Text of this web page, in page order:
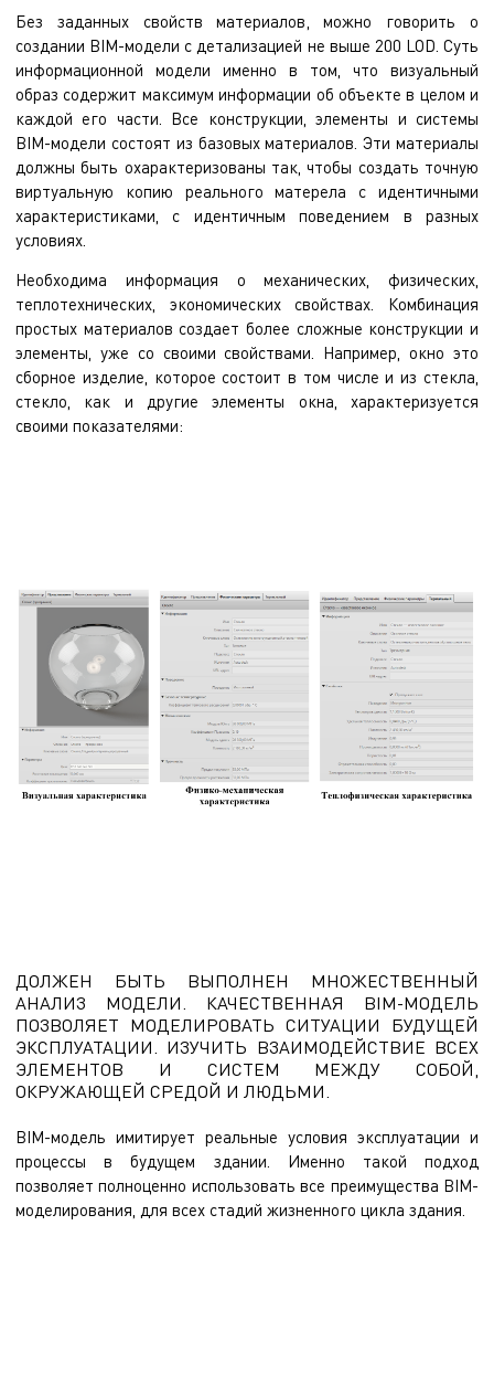
Без заданных свойств материалов, можно говорить о
создании BIM-модели c детализацией не выше 200 LOD. Суть
информационной модели именно в том, что визуальный
образ содержит максимум информации об объекте в целом и
каждой его части. Все конструкции, элементы и системы
BIM-модели состоят из базовых материалов. Эти материалы
должны быть охарактеризованы так, чтобы создать точную
виртуальную копию реального матерела с идентичными
характеристиками, с идентичным поведением в разных
условиях.
Необходима информация о механических, физических,
теплотехнических, экономических свойствах. Комбинация
простых материалов создает более сложные конструкции и
элементы, уже со своими свойствами. Например, окно это
сборное изделие, которое состоит в том числе и из стекла,
стекло, как и другие элементы окна, характеризуется
своими показателями:
ДОЛЖЕН БЫТЬ ВЫПОЛНЕН МНОЖЕСТВЕННЫЙ
АНАЛИЗ МОДЕЛИ. КАЧЕСТВЕННАЯ BIM-МОДЕЛЬ
ПОЗВОЛЯЕТ МОДЕЛИРОВАТЬ СИТУАЦИИ БУДУЩЕЙ
ЭКСПЛУАТАЦИИ. ИЗУЧИТЬ ВЗАИМОДЕЙСТВИЕ ВСЕХ
ЭЛЕМЕНТОВ И СИСТЕМ МЕЖДУ СОБОЙ,
ОКРУЖАЮЩЕЙ СРЕДОЙ И ЛЮДЬМИ.
BIM-модель имитирует реальные условия эксплуатации и
процессы в будущем здании. Именно такой подход
позволяет полноценно использовать все преимущества BIM-
моделирования, для всех стадий жизненного цикла здания.